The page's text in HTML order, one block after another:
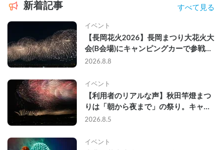
新着記事 すべて見る
イベント
【長岡花火2026】長岡まつり大花火大
会(B会場)にキャンピングカーで参戦し
て、長岡駅前で車中泊してきた
2026.8.8
イベント
【利用者のリアルな声】秋田竿燈まつ
りは「朝から夜まで」の祭り。キャン
ピングカーで行った2組の記録
2026.8.5
イベント